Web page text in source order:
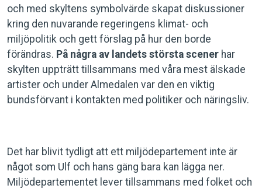
och med skyltens symbolvärde skapat diskussioner
kring den nuvarande regeringens klimat- och
miljöpolitik och gett förslag på hur den borde
förändras. På några av landets största scener har
skylten uppträtt tillsammans med våra mest älskade
artister och under Almedalen var den en viktig
bundsförvant i kontakten med politiker och näringsliv.
Det har blivit tydligt att ett miljödepartement inte är
något som Ulf och hans gäng bara kan lägga ner.
Miljödepartementet lever tillsammans med folket och